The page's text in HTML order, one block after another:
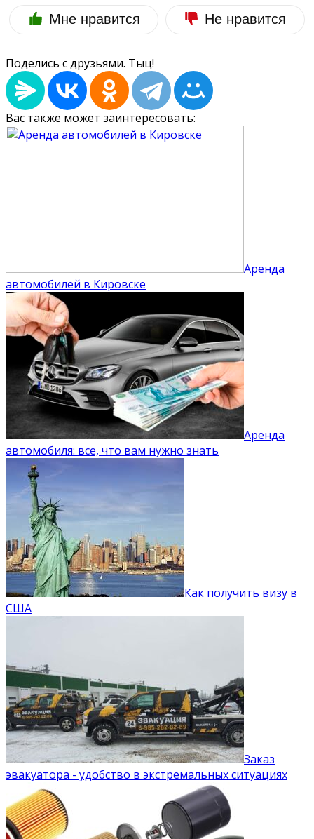
Мне нравится Не нравится
Поделись с друзьями. Тыц!
Вас также может заинтересовать:
Аренда
автомобилей в Кировске
Аренда
автомобиля: все, что вам нужно знать
Как получить визу в
США
Заказ
эвакуатора - удобство в экстремальных ситуациях